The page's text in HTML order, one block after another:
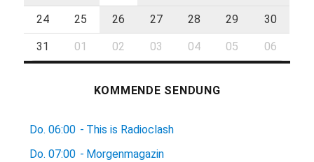
24 25 26 27 28 29 30
31 01 02 03 04 05 06
KOMMENDE SENDUNG
Do. 06:00 - This is Radioclash
Do. 07:00 - Morgenmagazin